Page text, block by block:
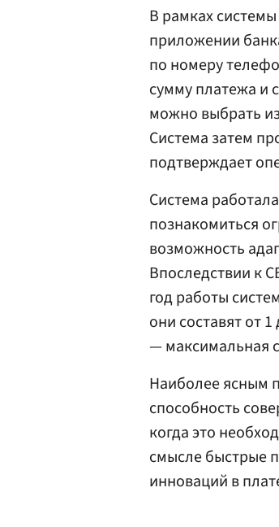
В рамках
приложении
по номеру
сумму платежа и
можно выбрать
Система затем
подтверждает
Система
познакомиться
возможность
Впоследствии к
год работы
они составят от
— максимальная
Наиболее ясным
способность
когда это
смысле быстрые
инноваций в